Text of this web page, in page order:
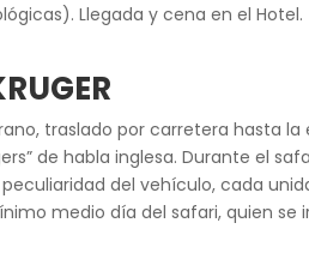
Llegada y cena en el Hotel.
traslado por carretera hasta
de habla inglesa. Durante el
del vehículo, cada
medio día del safari, quien